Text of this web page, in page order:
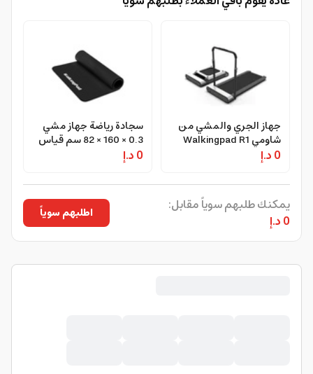
جهاز الجري والمشي من
شاومي Walkingpad R1
Pro تردميل ذكي قابل
للطي
0 د.إ
سجادة رياضة جهاز مشي
‎82 × ‎160 × ‎0.3 سم قياس
كبير اسود كينغ سميث
Kingsmith WalkingPad
Treadmill Floor Mat
Large for X218, MX16,
MX16+, K12, K15
Treadmill
0 د.إ
يمكنك طلبهم سوياً مقابل:
0 د.إ
اطلبهم سوياً